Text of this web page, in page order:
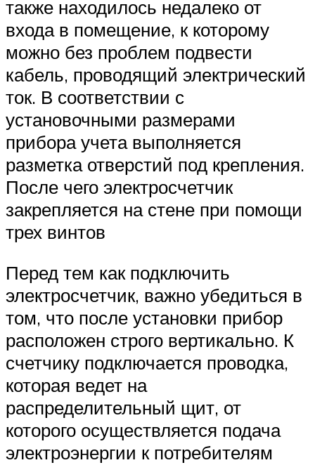
также находилось недалеко от
входа в помещение, к которому
можно без проблем подвести
кабель, проводящий электрический
ток. В соответствии с
установочными размерами
прибора учета выполняется
разметка отверстий под крепления.
После чего электросчетчик
закрепляется на стене при помощи
трех винтов
Перед тем как подключить
электросчетчик, важно убедиться в
том, что после установки прибор
расположен строго вертикально. К
счетчику подключается проводка,
которая ведет на
распределительный щит, от
которого осуществляется подача
электроэнергии к потребителям